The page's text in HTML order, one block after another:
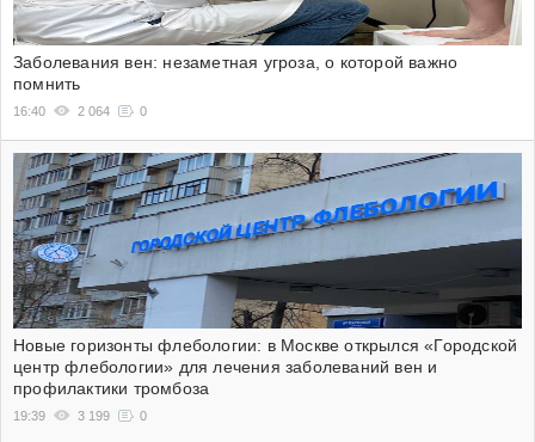
Заболевания вен: незаметная угроза, о которой важно
помнить
16:40 2 064 0
Новые горизонты флебологии: в Москве открылся «Городской
центр флебологии» для лечения заболеваний вен и
профилактики тромбоза
19:39 3 199 0